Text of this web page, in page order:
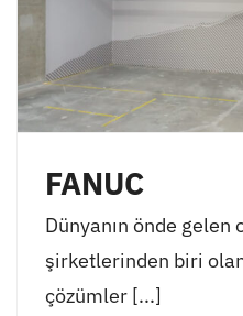
FANUC
Dünyanın önde gelen
şirketlerinden biri
çözümler [...]